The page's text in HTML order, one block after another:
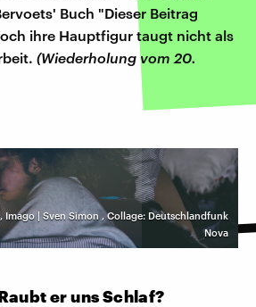
Buch "Dieser Beitrag
ihre Hauptfigur taugt nicht als
(Wiederholung vom 20.
Imago | Sven Simon ,Collage: Deutschlandfunk
Nova
er uns Schlaf?